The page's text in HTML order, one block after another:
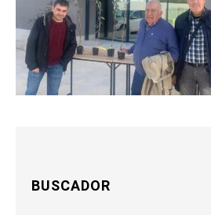
BUSCADOR